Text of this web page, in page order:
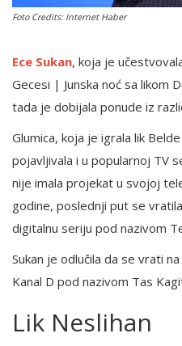
Foto Credits: Internet Haber
Ece Sukan, koja je
Gecesi | Junska noć sa likom
tada je dobijala ponude iz
Glumica, koja je igrala lik
pojavljivala i u popularnoj TV
nije imala projekat u svojoj
godine, poslednji put se
digitalnu seriju pod nazivom
Sukan je odlučila da se vrati
Kanal D pod nazivom Tas
Lik Neslihan